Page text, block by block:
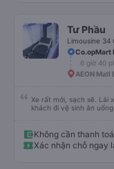
Tư Phầu
Limousine 34
Co.opMart
6 giờ 40
AEON Mall
Xe rất mới, sạch sẽ. Lái
khách đi vệ sinh ăn
Không cần thanh
Xác nhận chỗ ngay